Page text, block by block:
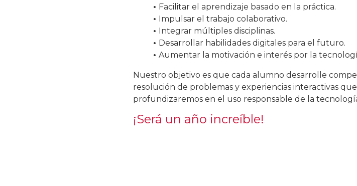
• Facilitar el aprendizaje basado en la práctica.
• Impulsar el trabajo colaborativo.
• Integrar múltiples disciplinas.
• Desarrollar habilidades digitales para el futuro.
• Aumentar la motivación e interés por la
Nuestro objetivo es que cada alumno desarrolle
resolución de problemas y experiencias interactivas
profundizaremos en el uso responsable de la
¡Será un año increíble!